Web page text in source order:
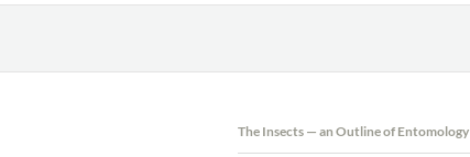
The Insects — an Outline of Entomology